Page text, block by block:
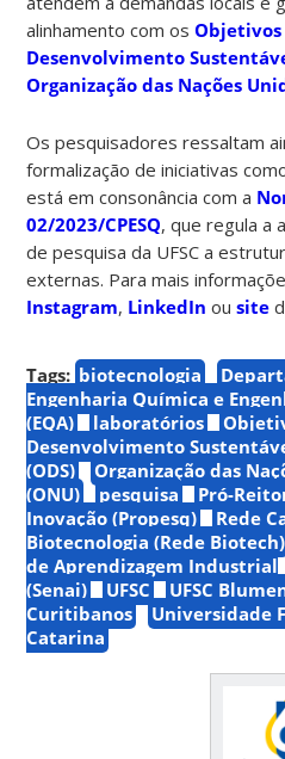
alinhamento com osObjetivos
Desenvolvimento
Organização das Nações
Os pesquisadores ressaltam
formalização de iniciativas
está em consonância com a
02/2023/CPESQ, que regula a
de pesquisa da UFSC a
externas. Para mais
Instagram, LinkedIn ousite
Tags: biotecnologia
Engenharia Química e
(EQA)
laboratórios
Desenvolvimento
(ODS)
Organização das
(ONU)
pesquisa
Pró-
Inovação (Propesq)
Rede
Biotecnologia (Rede Biotech)
de Aprendizagem Industrial
(Senai)
UFSC UFSC
Curitibanos
Universidade
Catarina